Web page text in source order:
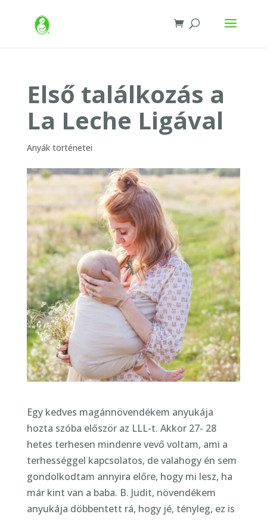
Első találkozás a
La Leche Ligával
Anyák történetei
Egy kedves magánnövendékem anyukája
hozta szóba először az LLL-t. Akkor 27- 28
hetes terhesen mindenre vevő voltam, ami a
terhességgel kapcsolatos, de valahogy én sem
gondolkodtam annyira előre, hogy mi lesz, ha
már kint van a baba. B. Judit, növendékem
anyukája döbbentett rá, hogy jé, tényleg, ez is